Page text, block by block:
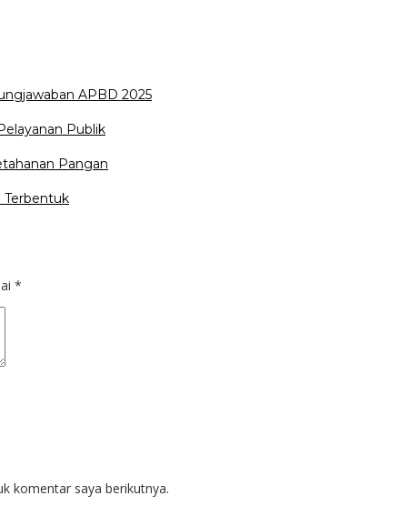
APBD 2025
Publik
Pangan
*
komentar saya berikutnya.